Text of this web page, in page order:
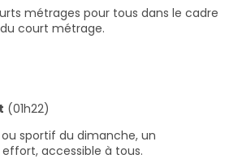
métrages pour tous dans le cadre
court métrage.
(01h22)
sportif du dimanche, un
accessible à tous.